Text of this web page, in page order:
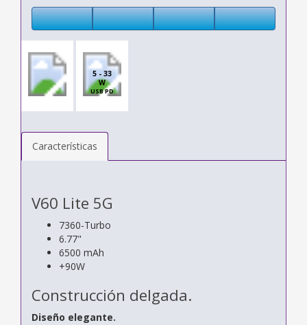
5 - 33
W
USB PD
Características
V60 Lite 5G
7360-Turbo
6.77"
6500 mAh
+90W
Construcción delgada.
Diseño elegante.